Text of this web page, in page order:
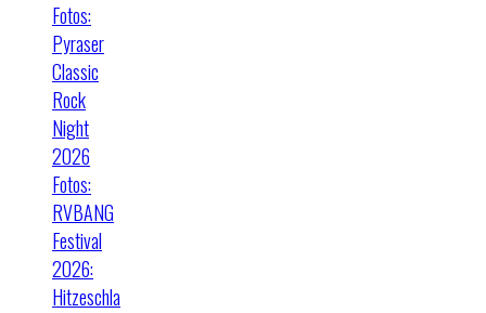
Fotos:
Pyraser
Classic
Rock
Night
2026
Fotos:
RVBANG
Festival
2026:
Hitzeschla